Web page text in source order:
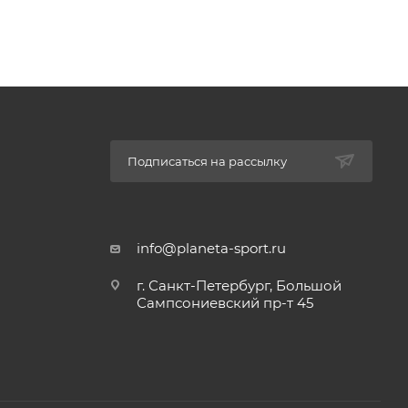
Подписаться на рассылку
info@planeta-sport.ru
г. Санкт-Петербург, Большой
Сампсониевский пр-т 45